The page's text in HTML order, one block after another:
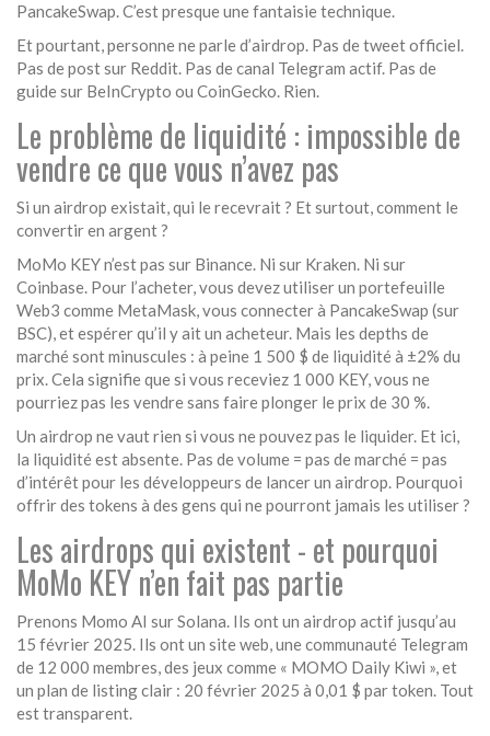
PancakeSwap. C’est presque une fantaisie technique.
Et pourtant, personne ne parle d’airdrop. Pas de tweet officiel.
Pas de post sur Reddit. Pas de canal Telegram actif. Pas de
guide sur BeInCrypto ou CoinGecko. Rien.
Le problème de liquidité : impossible de
vendre ce que vous n’avez pas
Si un airdrop existait, qui le recevrait ? Et surtout, comment le
convertir en argent ?
MoMo KEY n’est pas sur Binance. Ni sur Kraken. Ni sur
Coinbase. Pour l’acheter, vous devez utiliser un portefeuille
Web3 comme MetaMask, vous connecter à PancakeSwap (sur
BSC), et espérer qu’il y ait un acheteur. Mais les depths de
marché sont minuscules : à peine 1 500 $ de liquidité à ±2% du
prix. Cela signifie que si vous receviez 1 000 KEY, vous ne
pourriez pas les vendre sans faire plonger le prix de 30 %.
Un airdrop ne vaut rien si vous ne pouvez pas le liquider. Et ici,
la liquidité est absente. Pas de volume = pas de marché = pas
d’intérêt pour les développeurs de lancer un airdrop. Pourquoi
offrir des tokens à des gens qui ne pourront jamais les utiliser ?
Les airdrops qui existent - et pourquoi
MoMo KEY n’en fait pas partie
Prenons Momo AI sur Solana. Ils ont un airdrop actif jusqu’au
15 février 2025. Ils ont un site web, une communauté Telegram
de 12 000 membres, des jeux comme « MOMO Daily Kiwi », et
un plan de listing clair : 20 février 2025 à 0,01 $ par token. Tout
est transparent.